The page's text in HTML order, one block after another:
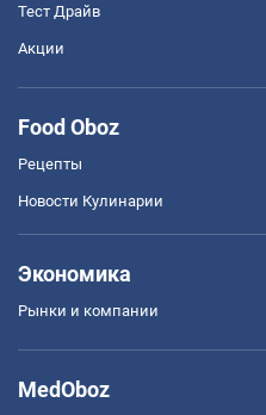
Тест Драйв
Акции
Food Oboz
Рецепты
Новости Кулинарии
Экономика
Рынки и компании
MedOboz